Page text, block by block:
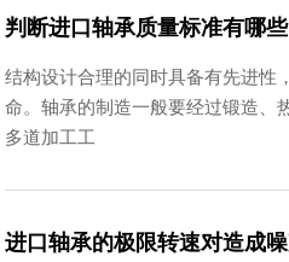
判断进口轴承质量标准有哪些
结构设计合理的同时具备有先进性
命。轴承的制造一般要经过锻造、
多道加工工
进口轴承的极限转速对造成